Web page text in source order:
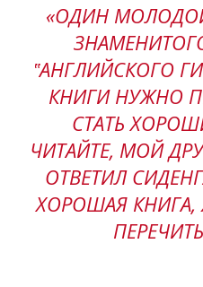
«ОДИН
‟АНГЛИЙСКОГО
КНИГИ НУЖНО
СТАТЬ
ЧИТАЙТЕ, МОЙ
ОТВЕТИЛ
ХОРОШАЯ КНИГА,